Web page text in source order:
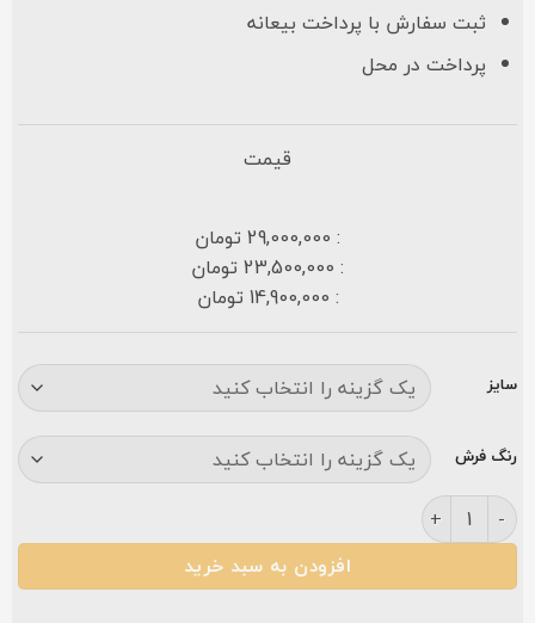
ثبت سفارش با پرداخت بیعانه
پرداخت در محل
قیمت
: 29,000,000 تومان
: 23,500,000 تومان
: 14,900,000 تومان
سایز
رنگ فرش
فرش کاشان ناردون ۷۰۰ شانه فیلی عدد
افزودن به سبد خرید